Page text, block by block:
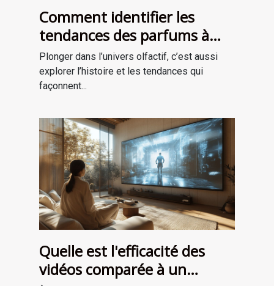
Comment identifier les
tendances des parfums à
travers les époques ?
Plonger dans l’univers olfactif, c’est aussi
explorer l’histoire et les tendances qui
façonnent...
Quelle est l'efficacité des
vidéos comparée à un